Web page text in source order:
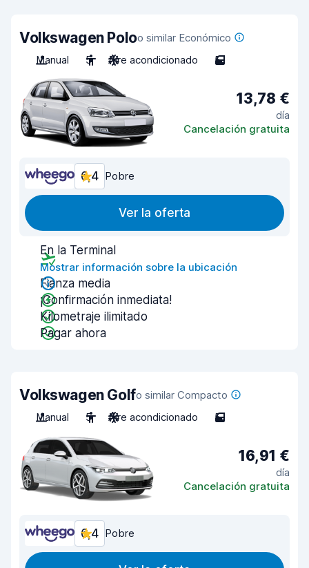
Volkswagen Poloo similar Económico
Manual
5 Aire acondicionado 5
13,78 €
día
Cancelación gratuita
6,4 Pobre
Ver la oferta
En la Terminal
Mostrar información sobre la ubicación
Fianza media
¡Confirmación inmediata!
Kilometraje ilimitado
Pagar ahora
Volkswagen Golfo similar Compacto
Manual
5 Aire acondicionado 5
16,91 €
día
Cancelación gratuita
6,4 Pobre